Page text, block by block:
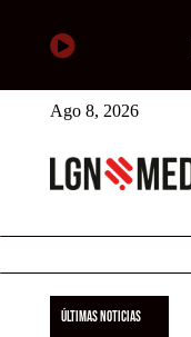

Ago 8, 2026
ÚLTIMAS NOTICIAS